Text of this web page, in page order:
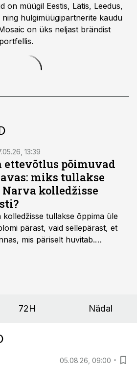
on müügil Eestis, Lätis, Leedus,
ning hulgimüügipartnerite kaudu
on üks neljast brändist
13:39
ettevõtlus põimuvad
miks tullakse
kolledžisse
tullakse õppima üle
pärast, vaid sellepärast, et
mis päriselt huvitab.
72H Nädal
05.08.26, 09:00